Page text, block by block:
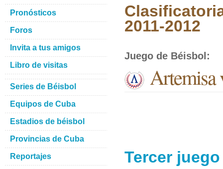
2011-2012
Juego de Béisbol :
Artemisa
Tercer
Pronósticos
Foros
Invita a tus amigos
Libro de visitas
Series de Béisbol
Equipos de Cuba
Estadios de béisbol
Provincias de Cuba
Reportajes